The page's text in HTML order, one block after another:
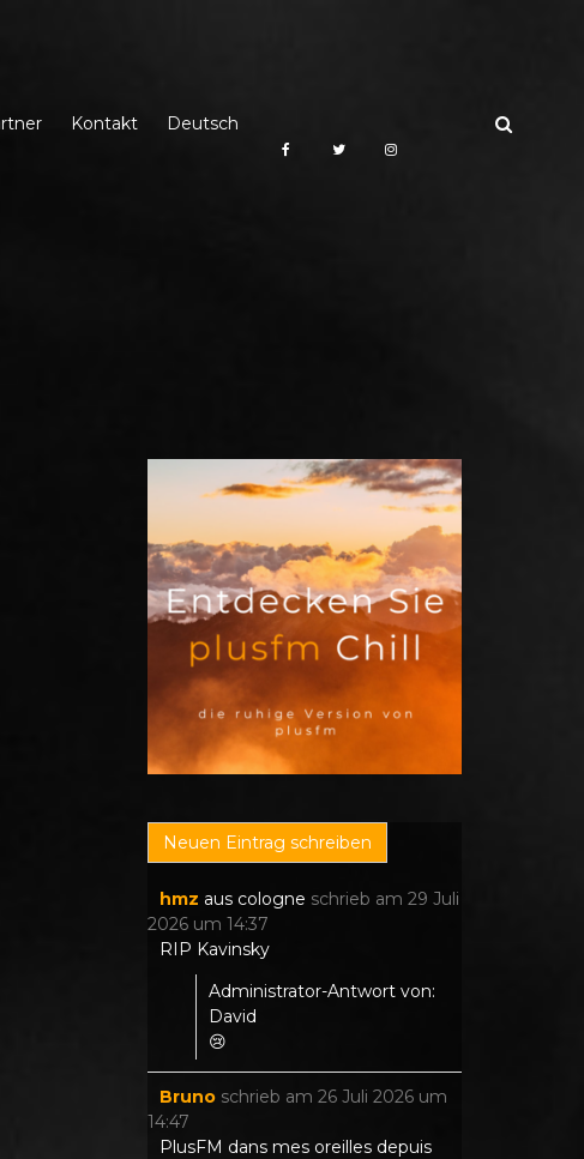
Kontakt Deutsch
hmz aus cologne schrieb am 29 Juli
2026 um 14:37
RIP Kavinsky
Administrator-Antwort von:
David
😢
Bruno schrieb am 26 Juli 2026 um
14:47
PlusFM dans mes oreilles depuis